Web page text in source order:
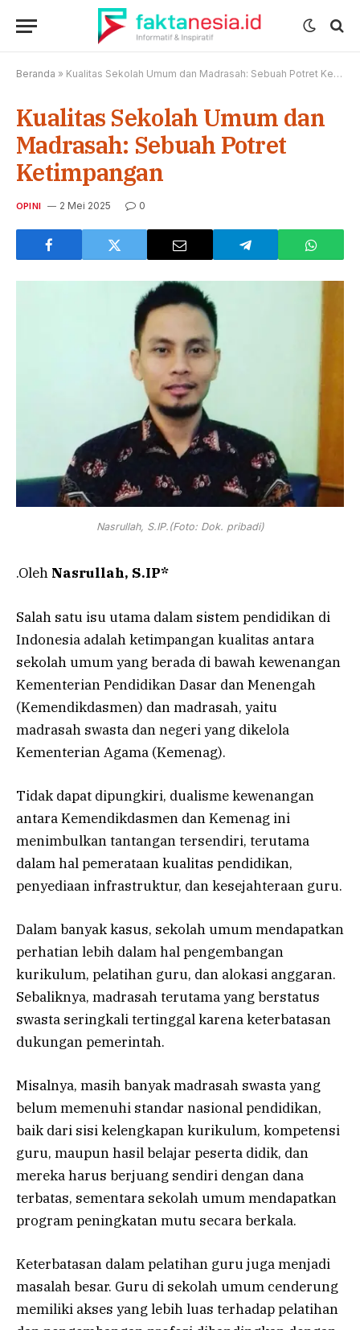
Beranda » Kualitas Sekolah Umum dan Madrasah: Sebuah Potret Ketimpangan
Kualitas Sekolah Umum dan
Madrasah: Sebuah Potret
Ketimpangan
OPINI 2 Mei 2025 0
Nasrullah, S.IP.(Foto: Dok. pribadi)
.Oleh Nasrullah, S.IP*
Salah satu isu utama dalam sistem pendidikan di
Indonesia adalah ketimpangan kualitas antara
sekolah umum yang berada di bawah kewenangan
Kementerian Pendidikan Dasar dan Menengah
(Kemendikdasmen) dan madrasah, yaitu
madrasah swasta dan negeri yang dikelola
Kementerian Agama (Kemenag).
Tidak dapat dipungkiri, dualisme kewenangan
antara Kemendikdasmen dan Kemenag ini
menimbulkan tantangan tersendiri, terutama
dalam hal pemerataan kualitas pendidikan,
penyediaan infrastruktur, dan kesejahteraan guru.
Dalam banyak kasus, sekolah umum mendapatkan
perhatian lebih dalam hal pengembangan
kurikulum, pelatihan guru, dan alokasi anggaran.
Sebaliknya, madrasah terutama yang berstatus
swasta seringkali tertinggal karena keterbatasan
dukungan pemerintah.
Misalnya, masih banyak madrasah swasta yang
belum memenuhi standar nasional pendidikan,
baik dari sisi kelengkapan kurikulum, kompetensi
guru, maupun hasil belajar peserta didik, dan
mereka harus berjuang sendiri dengan dana
terbatas, sementara sekolah umum mendapatkan
program peningkatan mutu secara berkala.
Keterbatasan dalam pelatihan guru juga menjadi
masalah besar. Guru di sekolah umum cenderung
memiliki akses yang lebih luas terhadap pelatihan